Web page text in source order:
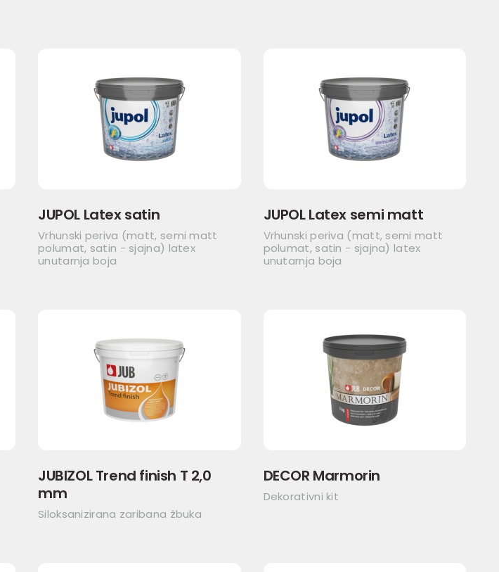
JUPOL Latex satin
Vrhunski periva (matt, semi matt
polumat, satin - sjajna) latex
unutarnja boja
JUPOL Latex semi matt
Vrhunski periva (matt, semi matt
polumat, satin - sjajna) latex
unutarnja boja
JUBIZOL Trend finish T 2,0
mm
Siloksanizirana zaribana žbuka
DECOR Marmorin
Dekorativni kit